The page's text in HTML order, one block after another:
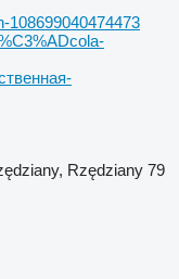
108699040474473
Rzędziany 79